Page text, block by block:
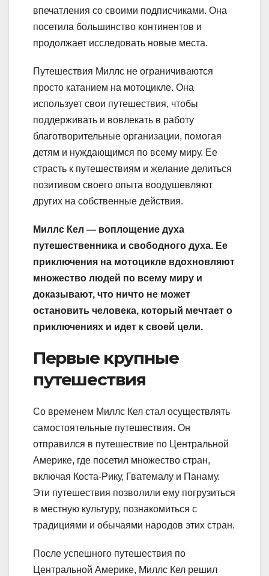
впечатления со своими подписчиками. Она
посетила большинство континентов и
продолжает исследовать новые места.
Путешествия Миллс не ограничиваются
просто катанием на мотоцикле. Она
использует свои путешествия, чтобы
поддерживать и вовлекать в работу
благотворительные организации, помогая
детям и нуждающимся по всему миру. Ее
страсть к путешествиям и желание делиться
позитивом своего опыта воодушевляют
других на собственные действия.
Миллс Кел — воплощение духа
путешественника и свободного духа. Ее
приключения на мотоцикле вдохновляют
множество людей по всему миру и
доказывают, что ничто не может
остановить человека, который мечтает о
приключениях и идет к своей цели.
Первые крупные
путешествия
Со временем Миллс Кел стал осуществлять
самостоятельные путешествия. Он
отправился в путешествие по Центральной
Америке, где посетил множество стран,
включая Коста-Рику, Гватемалу и Панаму.
Эти путешествия позволили ему погрузиться
в местную культуру, познакомиться с
традициями и обычаями народов этих стран.
После успешного путешествия по
Центральной Америке, Миллс Кел решил